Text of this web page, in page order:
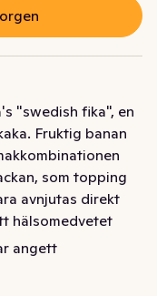
"swedish fika", en
Fruktig banan
som topping
avnjutas direkt
hälsomedvetet
utan
Nella har
angett